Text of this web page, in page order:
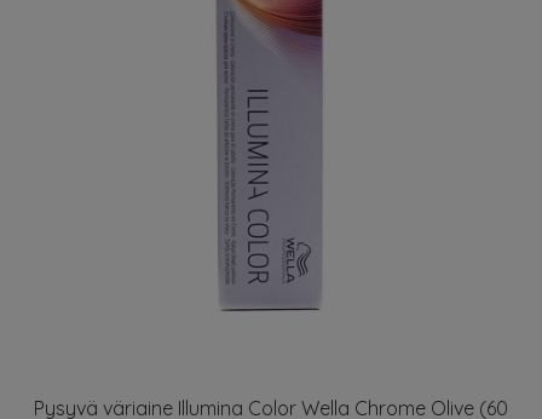
Pysyvä väriaine Illumina Color Wella Chrome Olive (60